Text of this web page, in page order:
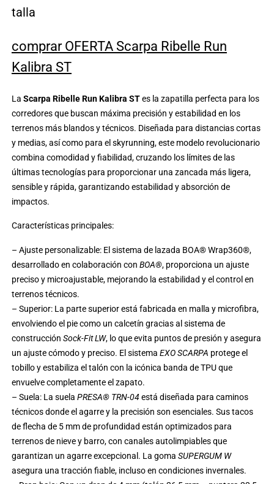
talla
comprar OFERTA Scarpa Ribelle Run
Kalibra ST
La Scarpa Ribelle Run Kalibra STes la zapatilla perfecta para los
corredores que buscan máxima precisión y estabilidad en los
terrenos más blandos y técnicos. Diseñada para distancias cortas
y medias, así como para el skyrunning, este modelo revolucionario
combina comodidad y fiabilidad, cruzando los límites de las
últimas tecnologías para proporcionar una zancada más ligera,
sensible y rápida, garantizando estabilidad y absorción de
impactos.
Características principales:
– Ajuste personalizable: El sistema de lazada BOA® Wrap360®,
desarrollado en colaboración con BOA®, proporciona un ajuste
preciso y microajustable, mejorando la estabilidad y el control en
terrenos técnicos.
– Superior: La parte superior está fabricada en malla y microfibra,
envolviendo el pie como un calcetín gracias al sistema de
construcción Sock-Fit LW, lo que evita puntos de presión y asegura
un ajuste cómodo y preciso. El sistema EXO SCARPA protege el
tobillo y estabiliza el talón con la icónica banda de TPU que
envuelve completamente el zapato.
– Suela: La suela PRESA® TRN-04está diseñada para caminos
técnicos donde el agarre y la precisión son esenciales. Sus tacos
de flecha de 5 mm de profundidad están optimizados para
terrenos de nieve y barro, con canales autolimpiables que
garantizan un agarre excepcional. La goma SUPERGUM W
asegura una tracción fiable, incluso en condiciones invernales.